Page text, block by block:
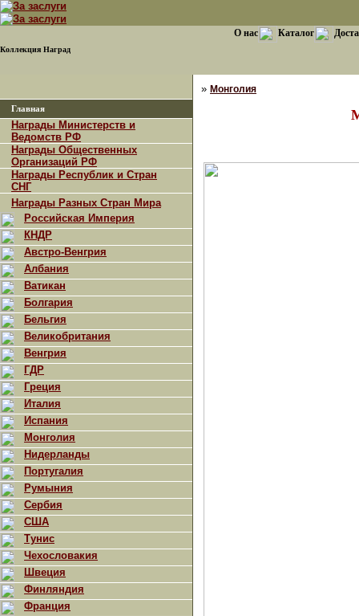
Коллекция Наград
О нас Каталог
Главная
Награды Министерств и
Ведомств РФ
Награды Общественных
Организаций РФ
Награды Республик и Стран
СНГ
Награды Разных Стран Мира
Российская Империя
КНДР
Австро-Венгрия
Албания
Ватикан
Болгария
Бельгия
Великобритания
Венгрия
ГДР
Греция
Италия
Испания
Монголия
Нидерланды
Португалия
Румыния
Сербия
США
Тунис
Чехословакия
Швеция
Финляндия
Франция
» Монголия